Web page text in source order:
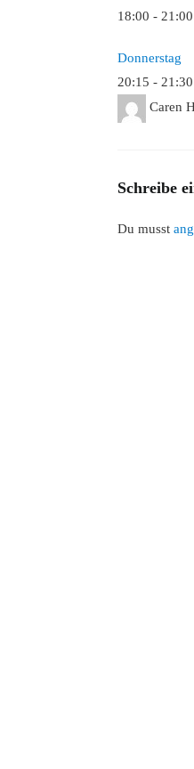
18:00 - 21:00
Donnerstag
20:15 - 21:30
Caren
Schreibe
Du musst